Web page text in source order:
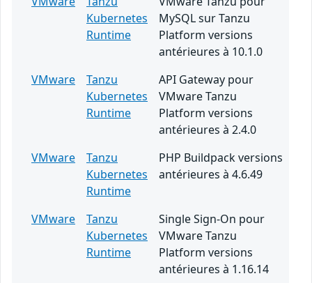
Kubernetes
Runtime
MySQL sur Tanzu
Platform versions
antérieures à 10.1.0
VMware
Tanzu
Kubernetes
Runtime
API Gateway pour
VMware Tanzu
Platform versions
antérieures à 2.4.0
VMware
Tanzu
Kubernetes
Runtime
PHP Buildpack versions
antérieures à 4.6.49
VMware
Tanzu
Kubernetes
Runtime
Single Sign-On pour
VMware Tanzu
Platform versions
antérieures à 1.16.14